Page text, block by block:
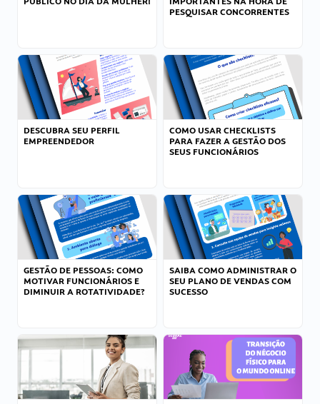
PESQUISAR CONCORRENTES
DESCUBRA SEU PERFIL
EMPREENDEDOR
COMO USAR CHECKLISTS
PARA FAZER A GESTÃO DOS
SEUS FUNCIONÁRIOS
GESTÃO DE PESSOAS: COMO
MOTIVAR FUNCIONÁRIOS E
DIMINUIR A ROTATIVIDADE?
SAIBA COMO ADMINISTRAR O
SEU PLANO DE VENDAS COM
SUCESSO